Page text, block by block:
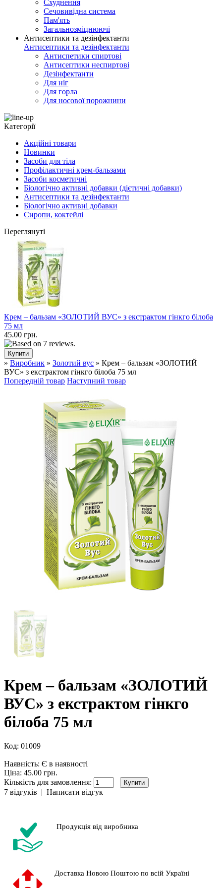
Схуднення
Сечовивідна система
Пам'ять
Загальнозміцнюючі
Антисептики та дезінфектанти
Антисептики та дезінфектанти
Антиспетики спиртові
Антисептики неспиртові
Дезінфектанти
Для ніг
Для горла
Для носової порожнини
Категорії
Акційні товари
Новинки
Засоби для тіла
Профілактичні крем-бальзами
Засоби косметичні
Біологічно активні добавки (дієтичні добавки)
Антисептики та дезінфектанти
Біологічно активні добавки
Сиропи, коктейлі
Переглянуті
Крем – бальзам «ЗОЛОТИЙ ВУС» з екстрактом гінкго білоба
75 мл
45.00 грн.
» Виробник » Золотий вус » Крем – бальзам «ЗОЛОТИЙ
ВУС» з екстрактом гінкго білоба 75 мл
Попередній товар Наступний товар
Крем – бальзам «ЗОЛОТИЙ
ВУС» з екстрактом гінкго
білоба 75 мл
Код: 01009
Наявність: Є в наявності
Ціна: 45.00 грн.
Кількість для замовлення:
7 відгуків | Написати відгук
Продукція від виробника
Доставка Новою Поштою по всій Україні